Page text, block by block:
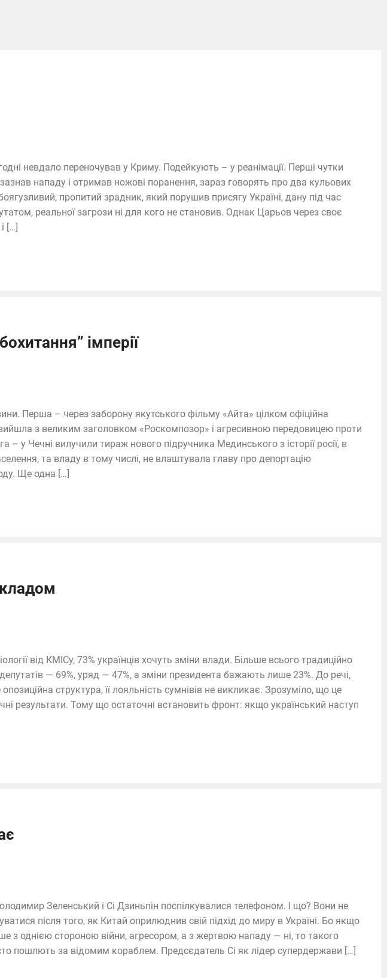
невдало переночував у Криму. Подейкують – у реанімації. Перші чутки
нападу і отримав ножові поранення, зараз говорять про два кульових
пропитий зрадник, який порушив присягу Україні, дану під час
реальної загрози ні для кого не становив. Однак Царьов через своє
[…]
імперії
Перша – через заборону якутського фільму «Айта» цілком офіційна
з великим заголовком «Роскомпозор» і агресивною передовицею проти
– у Чечні вилучили тираж нового підручника Мединського з історії росії, в
та владу в тому числі, не влаштувала главу про депортацію
Ще одна […]
від КМІСу, 73% українців хочуть зміни влади. Більше всього традиційно
— 69%, уряд — 47%, а зміни президента бажають лише 23%. До речі,
структура, її лояльність сумнівів не викликає. Зрозуміло, що це
результати. Тому що остаточні встановить фронт: якщо український наступ
Зеленський і Сі Дзиньпін поспілкувалися телефоном. І що? Вони не
після того, як Китай оприлюднив свій підхід до миру в Україні. Бо якщо
з однією стороною війни, агресором, а з жертвою нападу — ні, то такого
пошлють за відомим кораблем. Предсєдатель Сі як лідер супердержави […]